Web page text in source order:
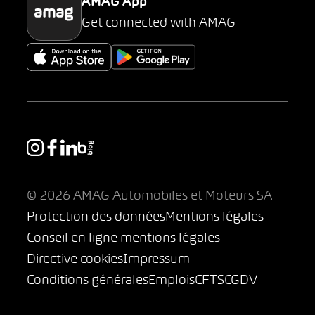
AMAG App
Get connected with AMAG
© 2026 AMAG Automobiles et Moteurs SA
Protection des donnéesMentions légales
Conseil en ligne mentions légales
Directive cookiesImpressum
Conditions généralesEmploisCFTSCGDV